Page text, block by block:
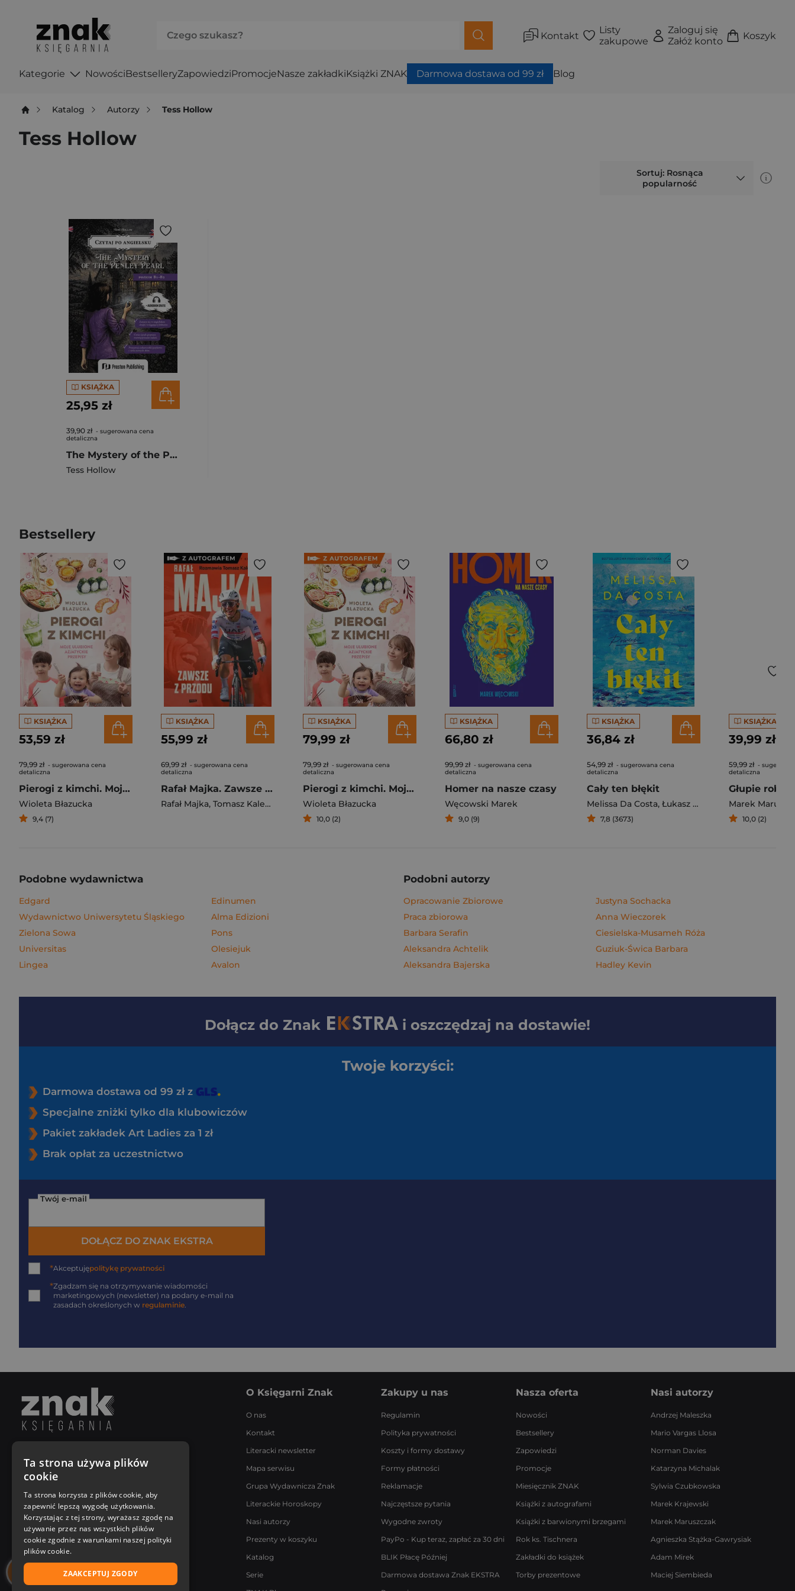
Kontakt
Listy
zakupowe
Zaloguj się
Załóż konto
Koszyk
Kategorie NowościBestselleryZapowiedziPromocjeNasze zakładkiKsiążki ZNAK Darmowa dostawa od 99 zł Blog
Katalog Autorzy Tess Hollow
Tess Hollow
Sortuj: Rosnąca
popularność
KSIĄŻKA
25,95 zł
39,90 zł - sugerowana cena
detaliczna
The Mystery of the Penley Pearl. Czytaj po angielsku
Tess Hollow
Bestsellery
KSIĄŻKA
53,59 zł
79,99 zł - sugerowana cena
detaliczna
Pierogi z kimchi. Moje ulubione azjatyckie przepisy
Wioleta Błazucka
9,4 (7)
KSIĄŻKA
55,99 zł
69,99 zł - sugerowana cena
detaliczna
Rafał Majka. Zawsze z przodu. Rozmawia Tomasz Kalemba - książka z autografem
Rafał Majka, Tomasz Kalemba
KSIĄŻKA
79,99 zł
79,99 zł - sugerowana cena
detaliczna
Pierogi z kimchi. Moje ulubione azjatyckie przepisy - książka z autografem
Wioleta Błazucka
10,0 (2)
KSIĄŻKA
66,80 zł
99,99 zł - sugerowana cena
detaliczna
Homer na nasze czasy
Węcowski Marek
9,0 (9)
KSIĄŻKA
36,84 zł
54,99 zł - sugerowana cena
detaliczna
Cały ten błękit
Melissa Da Costa, Łukasz Müller
7,8 (3673)
KSIĄŻKA
39,99 zł
59,99 zł -
detaliczna
Marek
10,0 (2)
Podobne wydawnictwa
Edgard
Wydawnictwo Uniwersytetu Śląskiego
Zielona Sowa
Universitas
Lingea
Edinumen
Alma Edizioni
Pons
Olesiejuk
Avalon
Podobni autorzy
Opracowanie Zbiorowe
Praca zbiorowa
Barbara Serafin
Aleksandra Achtelik
Aleksandra Bajerska
Justyna Sochacka
Anna Wieczorek
Ciesielska-Musameh Róża
Guziuk-Świca Barbara
Hadley Kevin
Dołącz do Znak i oszczędzaj na dostawie!
Twoje korzyści:
Darmowa dostawa od 99 zł z
Specjalne zniżki tylko dla klubowiczów
Pakiet zakładek Art Ladies za 1 zł
Brak opłat za uczestnictwo
Twój e-mail
DOŁĄCZ DO ZNAK EKSTRA
*Akceptujępolitykę prywatności
*Zgadzam się na otrzymywanie wiadomości
marketingowych (newsletter) na podany e-mail na
zasadach określonych w regulaminie.
Poniedziałek - Piątek
8:00 - 18:00
[email protected]
Bądź z nami na bieżąco
O Księgarni Znak
O nas
Kontakt
Literacki newsletter
Mapa serwisu
Grupa Wydawnicza Znak
Literackie Horoskopy
Nasi autorzy
Prezenty w koszyku
Katalog
Serie
Zakupy u nas
Regulamin
Polityka prywatności
Koszty i formy dostawy
Formy płatności
Reklamacje
Najczęstsze pytania
Wygodne zwroty
PayPo - Kup teraz, zapłać za 30 dni
BLIK Płacę Później
Darmowa dostawa Znak EKSTRA
Nasza oferta
Nowości
Bestsellery
Zapowiedzi
Promocje
Miesięcznik ZNAK
Książki z autografami
Książki z barwionymi brzegami
Rok ks. Tischnera
Zakładki do książek
Torby prezentowe
Nasi autorzy
Andrzej Maleszka
Mario Vargas Llosa
Norman Davies
Katarzyna Michalak
Sylwia Czubkowska
Marek Krajewski
Marek Maruszczak
Agnieszka Stążka-Gawrysiak
Adam Mirek
Maciej Siembieda
Ta strona używa plików
cookie
Ta strona korzysta z plików cookie, aby
zapewnić lepszą wygodę użytkowania.
Korzystając z tej strony, wyrażasz zgodę na
używanie przez nas wszystkich plików
cookie zgodnie z warunkami naszej polityki
plików cookie.
ZAAKCEPTUJ ZGODY